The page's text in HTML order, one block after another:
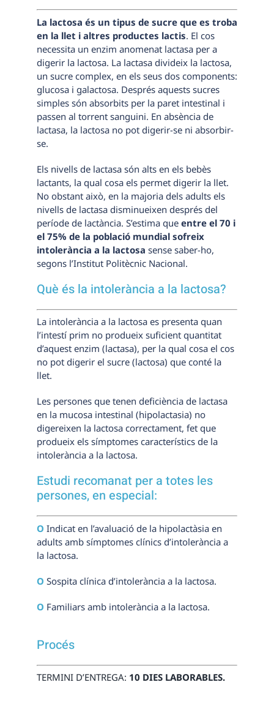
La lactosa és un tipus de sucre que es troba
en la llet i altres productes lactis. El cos
necessita un enzim anomenat lactasa per a
digerir la lactosa. La lactasa divideix la lactosa,
un sucre complex, en els seus dos components:
glucosa i galactosa. Després aquests sucres
simples són absorbits per la paret intestinal i
passen al torrent sanguini. En absència de
lactasa, la lactosa no pot digerir-se ni absorbir-
se.
Els nivells de lactasa són alts en els bebès
lactants, la qual cosa els permet digerir la llet.
No obstant això, en la majoria dels adults els
nivells de lactasa disminueixen després del
període de lactància. S’estima que entre el 70 i
el 75% de la població mundial sofreix
intolerància a la lactosa sense saber-ho,
segons l’Institut Politècnic Nacional.
Què és la intolerància a la lactosa?
La intolerància a la lactosa es presenta quan
l’intestí prim no produeix suficient quantitat
d’aquest enzim (lactasa), per la qual cosa el cos
no pot digerir el sucre (lactosa) que conté la
llet.
Les persones que tenen deficiència de lactasa
en la mucosa intestinal (hipolactasia) no
digereixen la lactosa correctament, fet que
produeix els símptomes característics de la
intolerància a la lactosa.
Estudi recomanat per a totes les
persones, en especial:
Ο Indicat en l’avaluació de la hipolactàsia en
adults amb símptomes clínics d’intolerància a
la lactosa.
Ο Sospita clínica d’intolerància a la lactosa.
Ο Familiars amb intolerància a la lactosa.
Procés
TERMINI D’ENTREGA: 10 DIES LABORABLES.